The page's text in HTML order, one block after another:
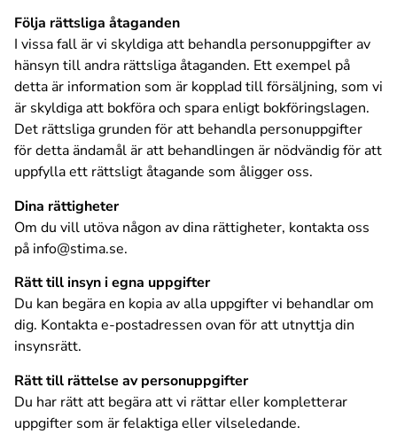
Följa rättsliga åtaganden
I vissa fall är vi skyldiga att behandla personuppgifter av
hänsyn till andra rättsliga åtaganden. Ett exempel på
detta är information som är kopplad till försäljning, som vi
är skyldiga att bokföra och spara enligt bokföringslagen.
Det rättsliga grunden för att behandla personuppgifter
för detta ändamål är att behandlingen är nödvändig för att
uppfylla ett rättsligt åtagande som åligger oss.
Dina rättigheter
Om du vill utöva någon av dina rättigheter, kontakta oss
på info@stima.se.
Rätt till insyn i egna uppgifter
Du kan begära en kopia av alla uppgifter vi behandlar om
dig. Kontakta e-postadressen ovan för att utnyttja din
insynsrätt.
Rätt till rättelse av personuppgifter
Du har rätt att begära att vi rättar eller kompletterar
uppgifter som är felaktiga eller vilseledande.